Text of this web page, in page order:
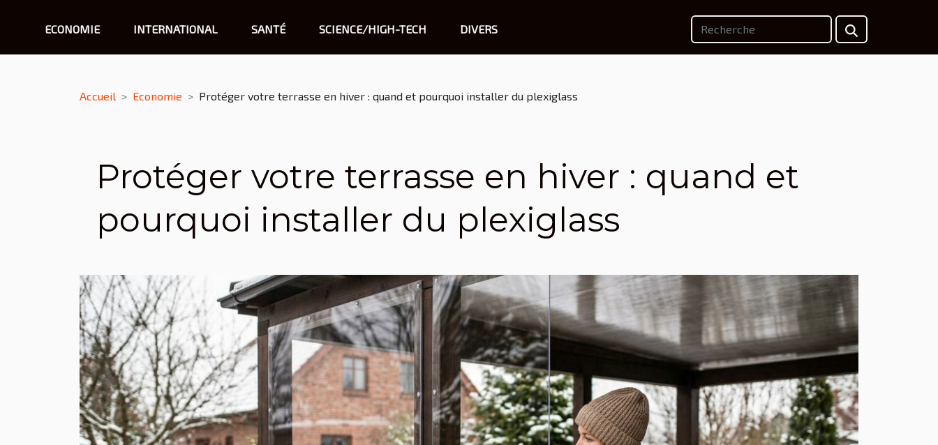
ECONOMIE INTERNATIONAL SANTÉ SCIENCE/HIGH-TECH DIVERS
Accueil Economie Protéger votre terrasse en hiver : quand et pourquoi installer du plexiglass
Protéger votre terrasse en hiver : quand et
pourquoi installer du plexiglass